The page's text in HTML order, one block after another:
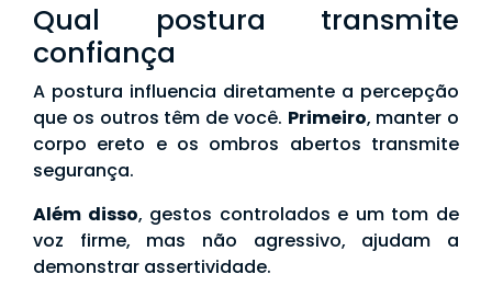
Qual postura transmite
confiança
A postura influencia diretamente a percepção
que os outros têm de você. Primeiro, manter o
corpo ereto e os ombros abertos transmite
segurança.
Além disso, gestos controlados e um tom de
voz firme, mas não agressivo, ajudam a
demonstrar assertividade.